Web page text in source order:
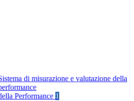
di misurazione e valutazione della
Performance 1